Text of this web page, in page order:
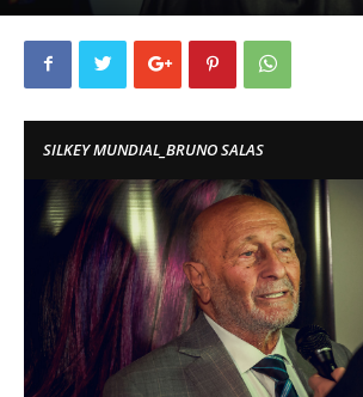
SILKEY MUNDIAL_BRUNO SALAS